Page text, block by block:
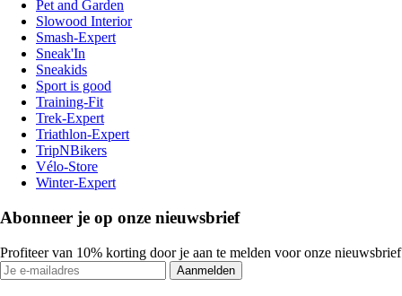
Pet and Garden
Slowood Interior
Smash-Expert
Sneak'In
Sneakids
Sport is good
Training-Fit
Trek-Expert
Triathlon-Expert
TripNBikers
Vélo-Store
Winter-Expert
Abonneer je op onze nieuwsbrief
Profiteer van 10% korting door je aan te melden voor onze nieuwsbrief
Aanmelden